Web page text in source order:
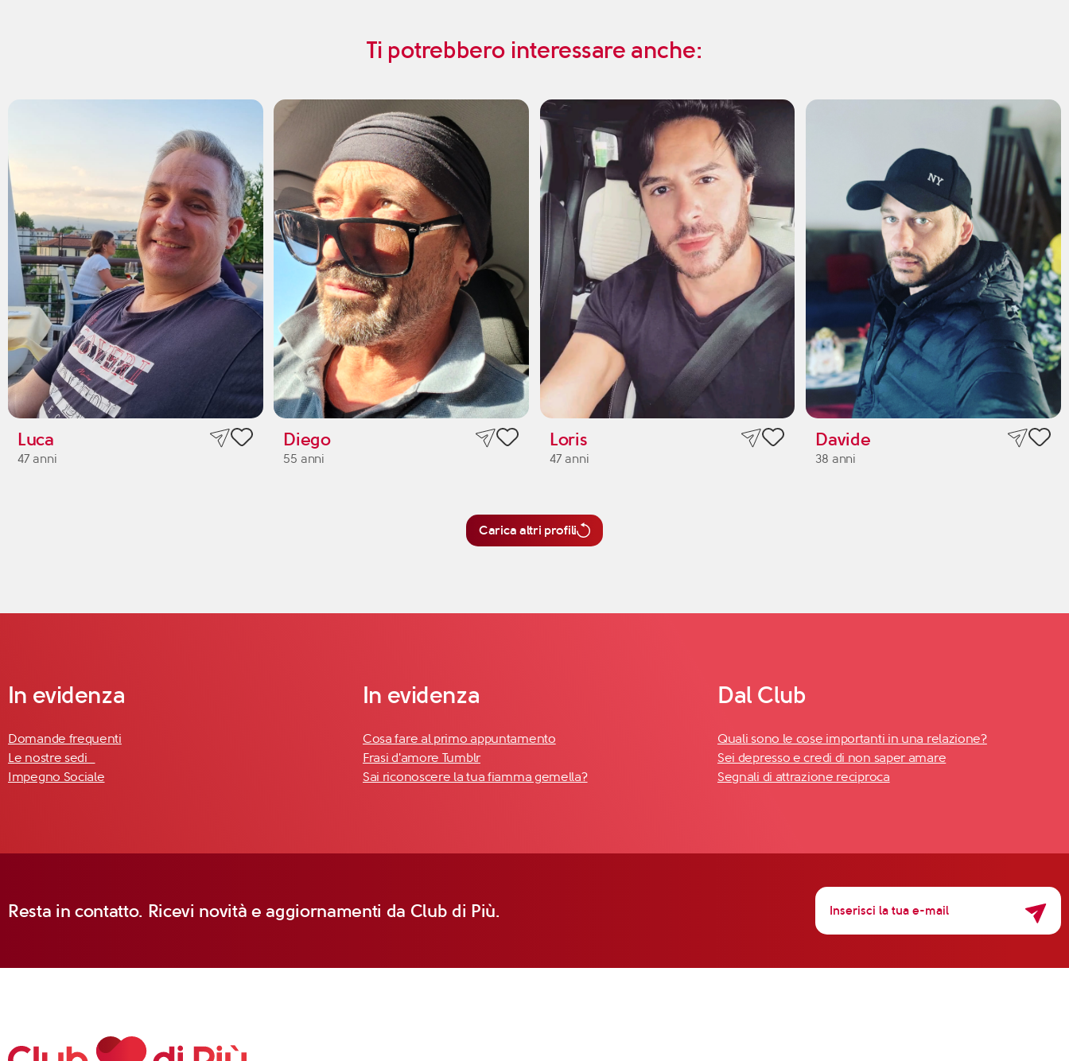
Ti potrebbero interessare anche:
Luca
47 anni
Diego
55 anni
Loris
47 anni
Davide
38 anni
Carica altri profili
In evidenza
Domande frequenti
Le nostre sedi
Impegno Sociale
In evidenza
Cosa fare al primo appuntamento
Frasi d'amore Tumblr
Sai riconoscere la tua fiamma gemella?
Dal Club
Quali sono le cose importanti in una relazione?
Sei depresso e credi di non saper amare
Segnali di attrazione reciproca
Resta in contatto. Ricevi novità e aggiornamenti da Club di Più.